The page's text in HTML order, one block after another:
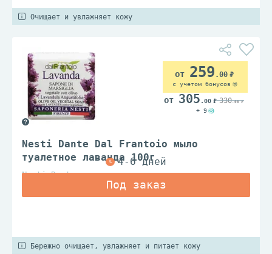
Очищает и увлажняет кожу
Nesti Dante Dal Frantoio мыло
туалетное лаванда 100г
Nesti Dante
259 .00
с учетом бонусов
305 .00 330.00
+ 9
Бережно очищает, увлажняет и питает кожу